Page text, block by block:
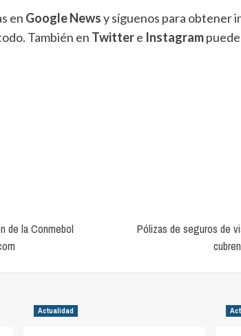
en Google Newsy síguenos para obtener
También en Twittere Instagram
de la Conmebol
Pólizas de seguros de
Actualidad